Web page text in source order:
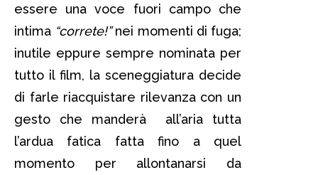
essere una voce fuori campo che
intima “correte!”nei momenti di fuga;
inutile eppure sempre nominata per
tutto il film, la sceneggiatura decide
di farle riacquistare rilevanza con un
gesto che manderà all’aria tutta
l’ardua fatica fatta fino a quel
momento per allontanarsi da